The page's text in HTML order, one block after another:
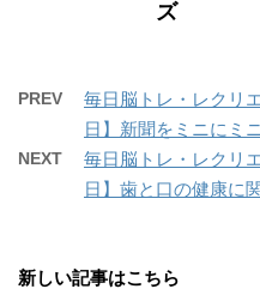
ズ
PREV
毎日脳トレ・レクリ
日】新聞をミニにミ
NEXT
毎日脳トレ・レクリ
日】歯と口の健康に
新しい記事はこちら